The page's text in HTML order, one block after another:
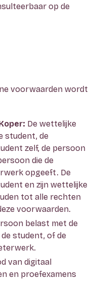
op de
voorwaarden wordt
De wettelijke
student, de
zelf, de persoon
die de
opgeeft. De
en zijn wettelijke
tot alle rechten
voorwaarden.
belast met de
student, of de
van digitaal
en proefexamens